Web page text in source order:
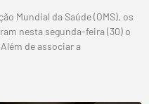
Mundial da Saúde (OMS), os
nesta segunda-feira (30) o
de associar a